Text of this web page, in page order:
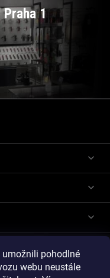
umožnili pohodlné
webu neustále
1
práva vyhrazena.